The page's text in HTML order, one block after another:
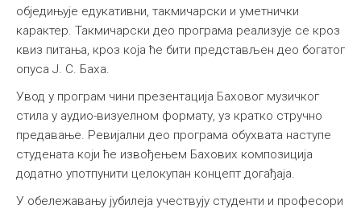
обједињује едукативни, такмичарски и уметнички
карактер. Такмичарски део програма реализује се кроз
квиз питања, кроз која ће бити представљен део богатог
опуса Ј. С. Баха.
Увод у програм чини презентација Баховог музичког
стила у аудио-визуелном формату, уз кратко стручно
предавање. Ревијални део програма обухвата наступе
студената који ће извођењем Бахових композиција
додатно употпунити целокупан концепт догађаја.
У обележавању јубилеја учествују студенти и професори